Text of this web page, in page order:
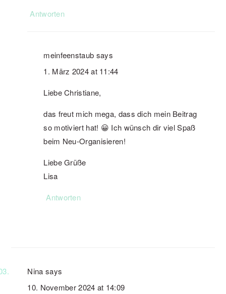
Antworten
meinfeenstaub says
1. März 2024 at 11:44
Liebe Christiane,
das freut mich mega, dass dich mein Beitrag
so motiviert hat! 😀 Ich wünsch dir viel Spaß
beim Neu-Organisieren!
Liebe Grüße
Lisa
Antworten
Nina says
10. November 2024 at 14:09